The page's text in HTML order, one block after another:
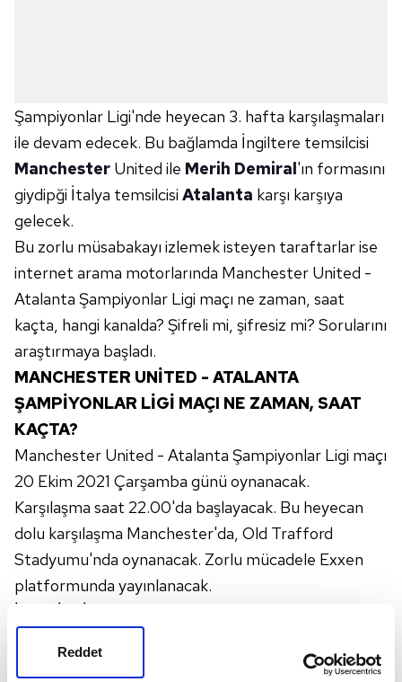
Reddet
Şampiyonlar Ligi'nde heyecan 3. hafta karşılaşmaları
ile devam edecek. Bu bağlamda İngiltere temsilcisi
Manchester United ile Merih Demiral'ın formasını
giydipği İtalya temsilcisi Atalanta karşı karşıya
gelecek.
Bu zorlu müsabakayı izlemek isteyen taraftarlar ise
internet arama motorlarında Manchester United -
Atalanta Şampiyonlar Ligi maçı ne zaman, saat
kaçta, hangi kanalda? Şifreli mi, şifresiz mi? Sorularını
araştırmaya başladı.
MANCHESTER UNİTED - ATALANTA
ŞAMPİYONLAR LİGİ MAÇI NE ZAMAN, SAAT
KAÇTA?
Manchester United - Atalanta Şampiyonlar Ligi maçı
20 Ekim 2021 Çarşamba günü oynanacak.
Karşılaşma saat 22.00'da başlayacak. Bu heyecan
dolu karşılaşma Manchester'da, Old Trafford
Stadyumu'nda oynanacak. Zorlu mücadele Exxen
platformunda yayınlanacak.
ilk kez karşı karşıya geliyor.